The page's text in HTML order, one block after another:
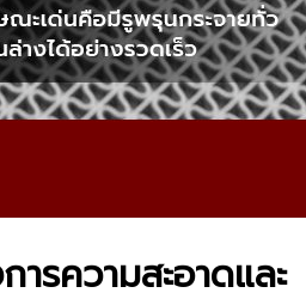
รความสะอาดและ